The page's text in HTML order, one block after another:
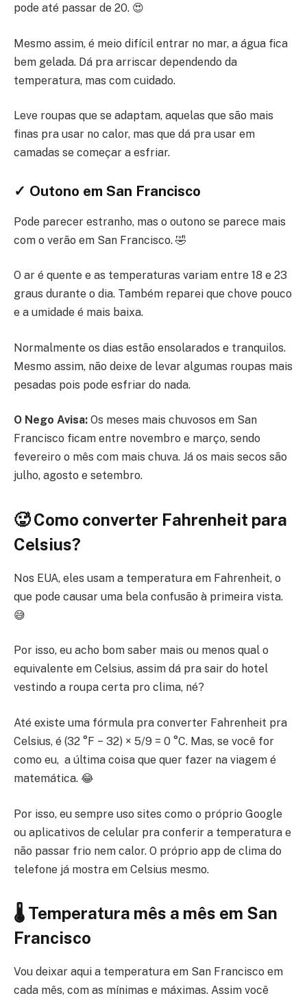
pode até passar de 20. 😍
Mesmo assim, é meio difícil entrar no mar, a água fica
bem gelada. Dá pra arriscar dependendo da
temperatura, mas com cuidado.
Leve roupas que se adaptam, aquelas que são mais
finas pra usar no calor, mas que dá pra usar em
camadas se começar a esfriar.
✓ Outono em San Francisco
Pode parecer estranho, mas o outono se parece mais
com o verão em San Francisco. 🤣
O ar é quente e as temperaturas variam entre 18 e 23
graus durante o dia. Também reparei que chove pouco
e a umidade é mais baixa.
Normalmente os dias estão ensolarados e tranquilos.
Mesmo assim, não deixe de levar algumas roupas mais
pesadas pois pode esfriar do nada.
O Nego Avisa: Os meses mais chuvosos em San
Francisco ficam entre novembro e março, sendo
fevereiro o mês com mais chuva. Já os mais secos são
julho, agosto e setembro.
🥵 Como converter Fahrenheit para
Celsius?
Nos EUA, eles usam a temperatura em Fahrenheit, o
que pode causar uma bela confusão à primeira vista.
😅
Por isso, eu acho bom saber mais ou menos qual o
equivalente em Celsius, assim dá pra sair do hotel
vestindo a roupa certa pro clima, né?
Até existe uma fórmula pra converter Fahrenheit pra
Celsius, é (32 °F − 32) × 5/9 = 0 °C. Mas, se você for
como eu, a última coisa que quer fazer na viagem é
matemática. 😂
Por isso, eu sempre uso sites como o próprio Google
ou aplicativos de celular pra conferir a temperatura e
não passar frio nem calor. O próprio app de clima do
telefone já mostra em Celsius mesmo.
🌡️ Temperatura mês a mês em San
Francisco
Vou deixar aqui a temperatura em San Francisco em
cada mês, com as mínimas e máximas. Assim você